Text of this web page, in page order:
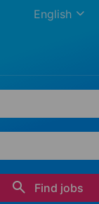
English
Find jobs